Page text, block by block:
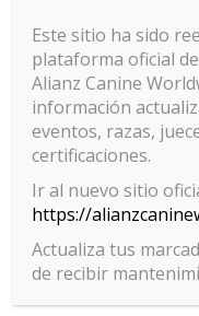
de las
Para ofrecer las mejores
consentimiento de estas
Este sitio ha sido
plataforma oficial de
Alianz Canine
información
eventos, razas,
certificaciones.
Ir al nuevo sitio
https://
Actualiza tus
de recibir